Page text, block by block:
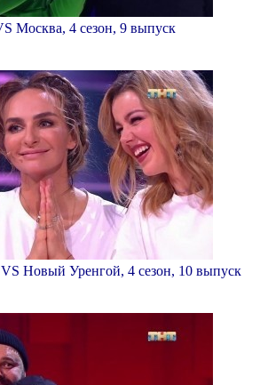
Москва, 4 сезон, 9 выпуск
Новый Уренгой, 4 сезон, 10 выпуск